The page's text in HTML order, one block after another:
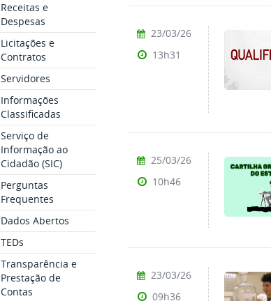
Receitas e
Despesas
Licitações e
Contratos
Servidores
Informações
Classificadas
Serviço de
Informação ao
Cidadão (SIC)
Perguntas
Frequentes
Dados Abertos
TEDs
Transparência e
Prestação de
Contas
23/03/26
13h31
25/03/26
10h46
23/03/26
09h36